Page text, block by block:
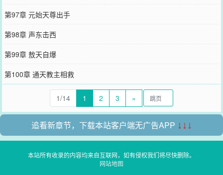
第97章 元始天尊出手
第98章 声东击西
第99章 敖天自爆
第100章 通天教主相救
1/14 1 2 3 »
追看新章节，下载本站客户端无广告APP ↓↓↓
本站所有收录的内容均来自互联网，如有侵权我们将尽快删除。
网站地图